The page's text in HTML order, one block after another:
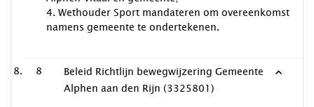
4. Wethouder Sport mandateren om overeenkomst
namens gemeente te ondertekenen.
8
Beleid Richtlijn bewegwijzering Gemeente
Alphen aan den Rijn (3325801)